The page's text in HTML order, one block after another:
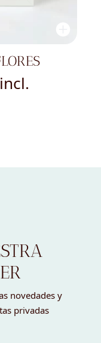
EL PRIMER
Y
novedades y
privadas